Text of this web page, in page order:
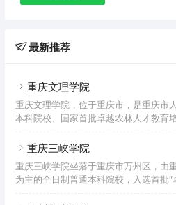
最新推荐
重庆文理学院
重庆文理学院，位于重庆市，是重庆市
本科院校、国家首批卓越农林人才教育
2001年5月，两校合并组建为重庆渝西
区，校园占地面积1767亩，校舍建筑面
万册（含电子图书），教学科研仪器设
重庆三峡学院
重庆三峡学院坐落于重庆市万州区，由
为主的全日制普通本科院校，入选首批“